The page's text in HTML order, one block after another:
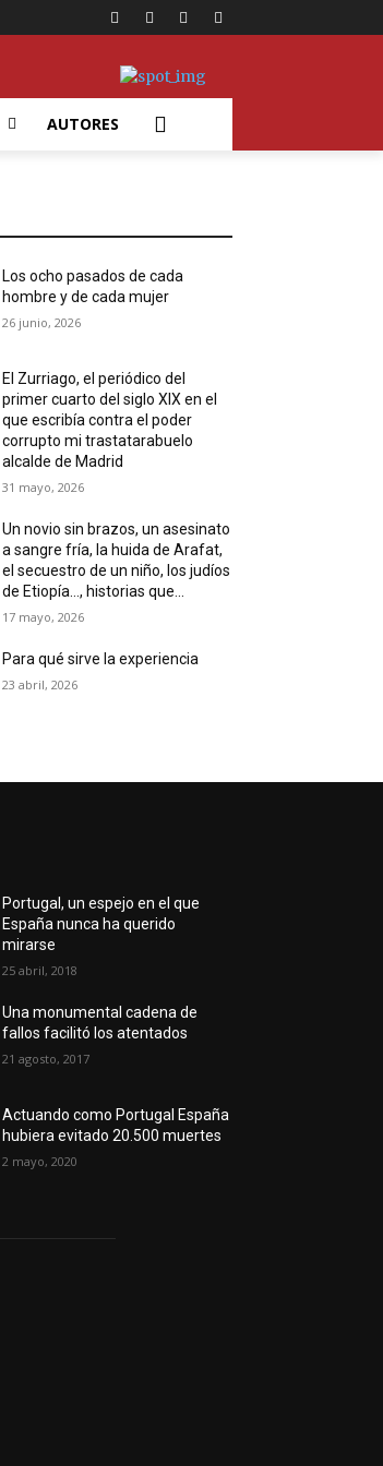
AUTORES
Los ocho pasados de cada
hombre y de cada mujer
26 junio, 2026
El Zurriago, el periódico del
primer cuarto del siglo XIX en el
que escribía contra el poder
corrupto mi trastatarabuelo
alcalde de Madrid
31 mayo, 2026
Un novio sin brazos, un asesinato
a sangre fría, la huida de Arafat,
el secuestro de un niño, los judíos
de Etiopía…, historias que...
17 mayo, 2026
Para qué sirve la experiencia
23 abril, 2026
Portugal, un espejo en el que
España nunca ha querido
mirarse
25 abril, 2018
Una monumental cadena de
fallos facilitó los atentados
21 agosto, 2017
Actuando como Portugal España
hubiera evitado 20.500 muertes
2 mayo, 2020